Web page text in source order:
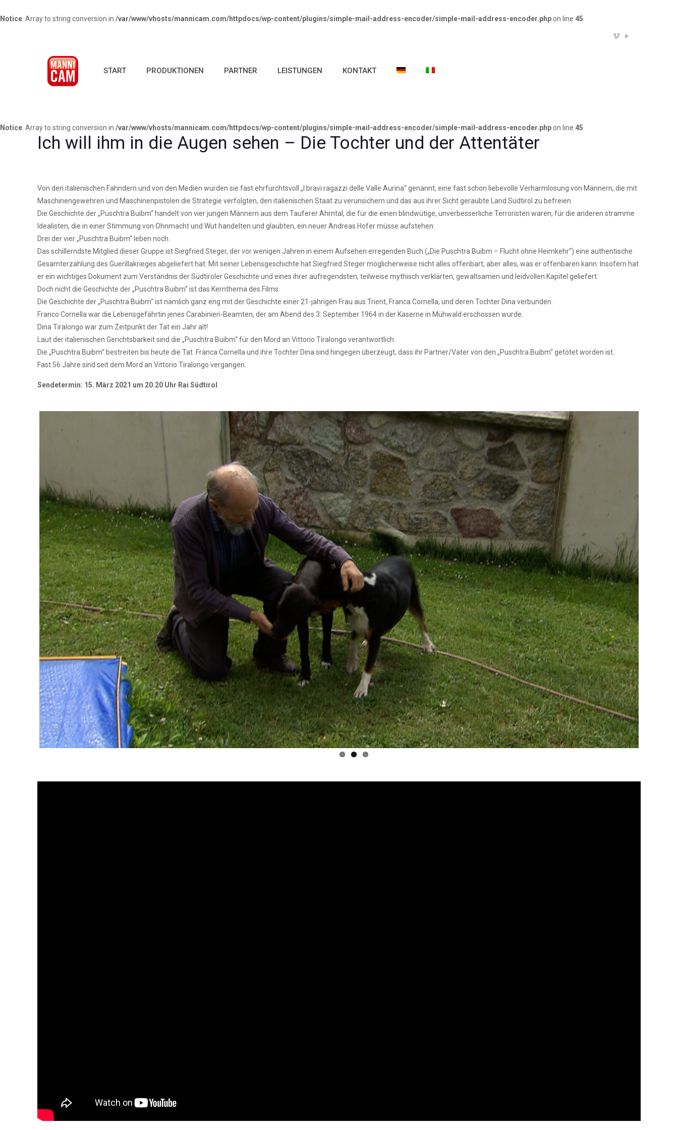
Notice: Array to string conversion in /var/www/vhosts/mannicam.com/httpdocs/wp-content/plugins/simple-mail-address-encoder/simple-mail-address-encoder.phpon line 45
START PRODUKTIONEN PARTNER LEISTUNGEN KONTAKT
Notice: Array to string conversion in /var/www/vhosts/mannicam.com/httpdocs/wp-content/plugins/simple-mail-address-encoder/simple-mail-address-encoder.phpon line 45
Ich will ihm in die Augen sehen – Die Tochter und der Attentäter
Von den italienischen Fahndern und von den Medien wurden sie fast ehrfurchtsvoll „I bravi ragazzi delle Valle Aurina“ genannt, eine fast schon liebevolle Verharmlosung von Männern, die mit
Maschinengewehren und Maschinenpistolen die Strategie verfolgten, den italienischen Staat zu verunsichern und das aus ihrer Sicht geraubte Land Südtirol zu befreien.
Die Geschichte der „Puschtra Buibm“ handelt von vier jungen Männern aus dem Tauferer Ahrntal, die für die einen blindwütige, unverbesserliche Terroristen waren, für die anderen stramme
Idealisten, die in einer Stimmung von Ohnmacht und Wut handelten und glaubten, ein neuer Andreas Hofer müsse aufstehen.
Drei der vier „Puschtra Buibm“ leben noch.
Das schillerndste Mitglied dieser Gruppe ist Siegfried Steger, der vor wenigen Jahren in einem Aufsehen erregenden Buch („Die Puschtra Buibm – Flucht ohne Heimkehr“) eine authentische
Gesamterzählung des Guerillakrieges abgeliefert hat. Mit seiner Lebensgeschichte hat Siegfried Steger möglicherweise nicht alles offenbart, aber alles, was er offenbaren kann. Insofern hat
er ein wichtiges Dokument zum Verständnis der Südtiroler Geschichte und eines ihrer aufregendsten, teilweise mythisch verklärten, gewaltsamen und leidvollen Kapitel geliefert.
Doch nicht die Geschichte der „Puschtra Buibm“ ist das Kernthema des Films.
Die Geschichte der „Puschtra Buibm“ ist nämlich ganz eng mit der Geschichte einer 21-jährigen Frau aus Trient, Franca Cornella, und deren Tochter Dina verbunden.
Franco Cornella war die Lebensgefährtin jenes Carabinieri-Beamten, der am Abend des 3. September 1964 in der Kaserne in Mühwald erschossen wurde.
Dina Tiralongo war zum Zeitpunkt der Tat ein Jahr alt!
Laut der italienischen Gerichtsbarkeit sind die „Puschtra Buibm“ für den Mord an Vittorio Tiralongo verantwortlich.
Die „Puschtra Buibm“ bestreiten bis heute die Tat. Franca Cornella und ihre Tochter Dina sind hingegen überzeugt, dass ihr Partner/Vater von den „Puschtra Buibm“ getötet worden ist.
Fast 56 Jahre sind seit dem Mord an Vittorio Tiralongo vergangen.
Sendetermin: 15. März 2021 um 20.20 Uhr Rai Südtirol